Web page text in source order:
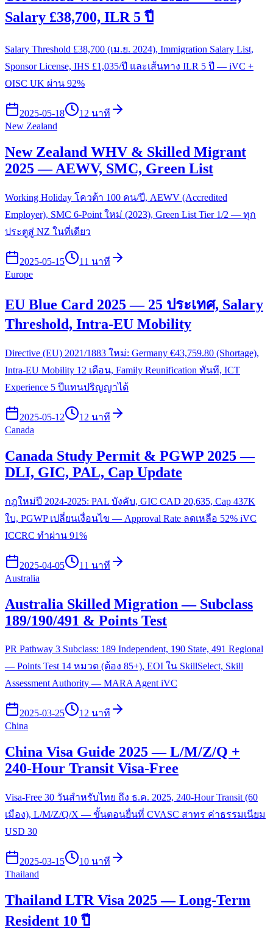
Salary £38,700, ILR 5 ปี
Salary Threshold £38,700 (เม.ย. 2024), Immigration Salary List,
Sponsor License, IHS £1,035/ปี และเส้นทาง ILR 5 ปี — iVC +
OISC UK ผ่าน 92%
2025-05-18
12 นาที
New Zealand
New Zealand WHV & Skilled Migrant
2025 — AEWV, SMC, Green List
Working Holiday โควต้า 100 คน/ปี, AEWV (Accredited
Employer), SMC 6-Point ใหม่ (2023), Green List Tier 1/2 — ทุก
ประตูสู่ NZ ในที่เดียว
2025-05-15
11 นาที
Europe
EU Blue Card 2025 — 25 ประเทศ, Salary
Threshold, Intra-EU Mobility
Directive (EU) 2021/1883 ใหม่: Germany €43,759.80 (Shortage),
Intra-EU Mobility 12 เดือน, Family Reunification ทันที, ICT
Experience 5 ปีแทนปริญญาได้
2025-05-12
12 นาที
Canada
Canada Study Permit & PGWP 2025 —
DLI, GIC, PAL, Cap Update
กฎใหม่ปี 2024-2025: PAL บังคับ, GIC CAD 20,635, Cap 437K
ใบ, PGWP เปลี่ยนเงื่อนไข — Approval Rate ลดเหลือ 52% iVC
ICCRC ทำผ่าน 91%
2025-04-05
11 นาที
Australia
Australia Skilled Migration — Subclass
189/190/491 & Points Test
PR Pathway 3 Subclass: 189 Independent, 190 State, 491 Regional
— Points Test 14 หมวด (ต้อง 85+), EOI ใน SkillSelect, Skill
Assessment Authority — MARA Agent iVC
2025-03-25
12 นาที
China
China Visa Guide 2025 — L/M/Z/Q +
240-Hour Transit Visa-Free
Visa-Free 30 วันสำหรับไทย ถึง ธ.ค. 2025, 240-Hour Transit (60
เมือง), L/M/Z/Q/X — ขั้นตอนยื่นที่ CVASC สาทร ค่าธรรมเนียม
USD 30
2025-03-15
10 นาที
Thailand
Thailand LTR Visa 2025 — Long-Term
Resident 10 ปี